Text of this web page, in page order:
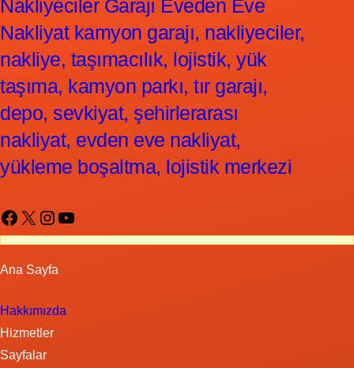
Nakliyeciler Garajı Eveden Eve
Nakliyat kamyon garajı, nakliyeciler,
nakliye, taşımacılık, lojistik, yük
taşıma, kamyon parkı, tır garajı,
depo, sevkiyat, şehirlerarası
nakliyat, evden eve nakliyat,
yükleme boşaltma, lojistik merkezi
Facebook X Instagram YouTube
Ana Sayfa
Hakkımızda
Hizmetler
Sayfalar